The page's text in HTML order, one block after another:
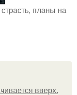
планы на
вверх.